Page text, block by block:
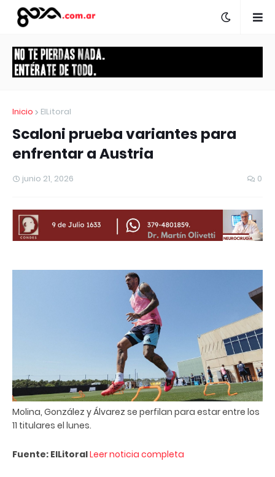
Inicio ElLitoral
Scaloni prueba variantes para
enfrentar a Austria
junio 21, 2026 0
Molina, González y Álvarez se perfilan para estar entre los
11 titulares el lunes.
Fuente: ElLitoralLeer noticia completa